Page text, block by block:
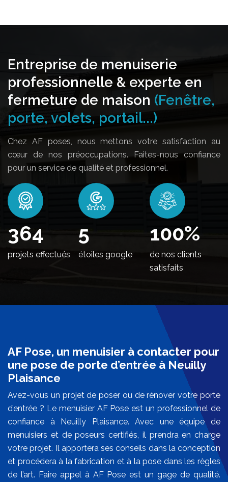
Entreprise de menuiserie
professionnelle & experte en
fermeture de maison (Fenêtre,
porte, volets, portail...)
Chez AF poses, nous mettons votre satisfaction au
cœur de nos préoccupations. Faites-nous confiance
pour un service de qualité et professionnel.
420
projets effectués
5
étoiles google
100%
de nos clients
satisfaits
AF Pose, un menuisier à contacter pour
une pose de porte d’entrée à Neuilly
Plaisance
Avez-vous un projet de poser ou de rénover votre porte
d’entrée ? Le menuisier AF Pose est un professionnel de
confiance à Neuilly Plaisance. Avec une équipe de
menuisiers et de poseurs certifiés, il prendra en charge
votre projet. Il apportera ses conseils dans la conception
et procédera à la fabrication et à la pose dans les règles
de l’art. Faire appel à AF Pose est un gage de qualité.